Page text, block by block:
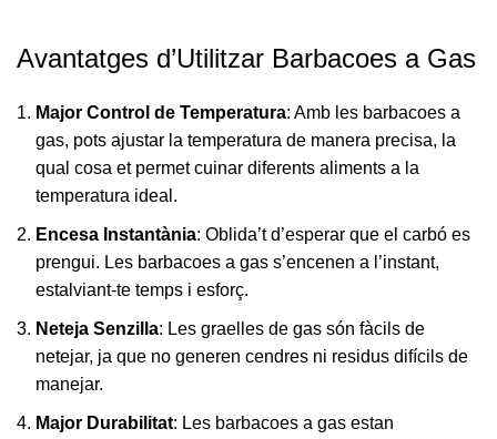
Avantatges d’Utilitzar Barbacoes a Gas
Major Control de Temperatura: Amb les barbacoes a
gas, pots ajustar la temperatura de manera precisa, la
qual cosa et permet cuinar diferents aliments a la
temperatura ideal.
Encesa Instantània: Oblida’t d’esperar que el carbó es
prengui. Les barbacoes a gas s’encenen a l’instant,
estalviant-te temps i esforç.
Neteja Senzilla: Les graelles de gas són fàcils de
netejar, ja que no generen cendres ni residus difícils de
manejar.
Major Durabilitat: Les barbacoes a gas estan